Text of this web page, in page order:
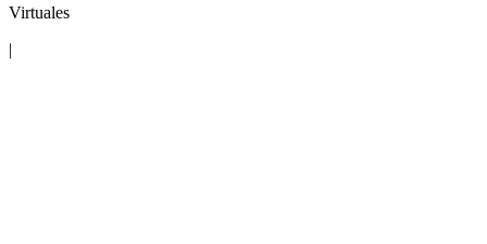
Virtuales
|